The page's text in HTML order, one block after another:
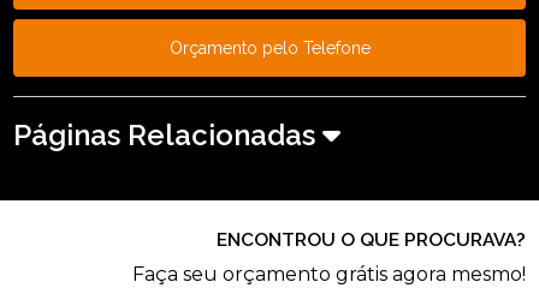
Orçamento pelo Telefone
Páginas Relacionadas
ENCONTROU O QUE PROCURAVA?
Faça seu orçamento grátis agora mesmo!